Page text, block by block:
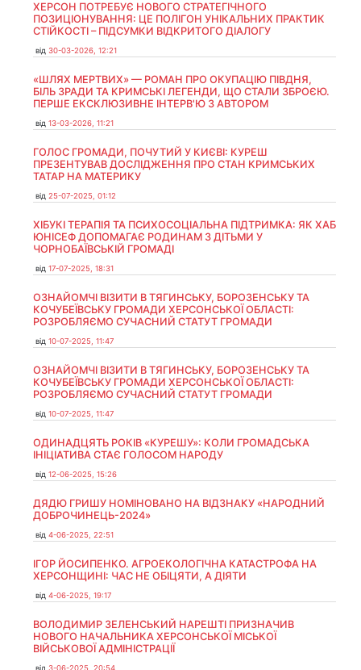
ХЕРСОН ПОТРЕБУЄ НОВОГО СТРАТЕГІЧНОГО
ПОЗИЦІОНУВАННЯ: ЦЕ ПОЛІГОН УНІКАЛЬНИХ ПРАКТИК
СТІЙКОСТІ – ПІДСУМКИ ВІДКРИТОГО ДІАЛОГУ
від 30-03-2026, 12:21
«ШЛЯХ МЕРТВИХ» — РОМАН ПРО ОКУПАЦІЮ ПІВДНЯ,
БІЛЬ ЗРАДИ ТА КРИМСЬКІ ЛЕГЕНДИ, ЩО СТАЛИ ЗБРОЄЮ.
ПЕРШЕ ЕКСКЛЮЗИВНЕ ІНТЕРВ'Ю З АВТОРОМ
від 13-03-2026, 11:21
ГОЛОС ГРОМАДИ, ПОЧУТИЙ У КИЄВІ: КУРЕШ
ПРЕЗЕНТУВАВ ДОСЛІДЖЕННЯ ПРО СТАН КРИМСЬКИХ
ТАТАР НА МАТЕРИКУ
від 25-07-2025, 01:12
ХІБУКІ ТЕРАПІЯ ТА ПСИХОСОЦІАЛЬНА ПІДТРИМКА: ЯК ХАБ
ЮНІСЕФ ДОПОМАГАЄ РОДИНАМ З ДІТЬМИ У
ЧОРНОБАЇВСЬКІЙ ГРОМАДІ
від 17-07-2025, 18:31
ОЗНАЙОМЧІ ВІЗИТИ В ТЯГИНСЬКУ, БОРОЗЕНСЬКУ ТА
КОЧУБЕЇВСЬКУ ГРОМАДИ ХЕРСОНСЬКОЇ ОБЛАСТІ:
РОЗРОБЛЯЄМО СУЧАСНИЙ СТАТУТ ГРОМАДИ
від 10-07-2025, 11:47
ОЗНАЙОМЧІ ВІЗИТИ В ТЯГИНСЬКУ, БОРОЗЕНСЬКУ ТА
КОЧУБЕЇВСЬКУ ГРОМАДИ ХЕРСОНСЬКОЇ ОБЛАСТІ:
РОЗРОБЛЯЄМО СУЧАСНИЙ СТАТУТ ГРОМАДИ
від 10-07-2025, 11:47
ОДИНАДЦЯТЬ РОКІВ «КУРЕШУ»: КОЛИ ГРОМАДСЬКА
ІНІЦІАТИВА СТАЄ ГОЛОСОМ НАРОДУ
від 12-06-2025, 15:26
ДЯДЮ ГРИШУ НОМІНОВАНО НА ВІДЗНАКУ «НАРОДНИЙ
ДОБРОЧИНЕЦЬ-2024»
від 4-06-2025, 22:51
ІГОР ЙОСИПЕНКО. АГРОЕКОЛОГІЧНА КАТАСТРОФА НА
ХЕРСОНЩИНІ: ЧАС НЕ ОБІЦЯТИ, А ДІЯТИ
від 4-06-2025, 19:17
ВОЛОДИМИР ЗЕЛЕНСЬКИЙ НАРЕШТІ ПРИЗНАЧИВ
НОВОГО НАЧАЛЬНИКА ХЕРСОНСЬКОЇ МІСЬКОЇ
ВІЙСЬКОВОЇ АДМІНІСТРАЦІЇ
від 3-06-2025, 20:54